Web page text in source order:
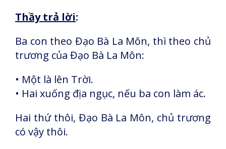
Thầy trả lời:
Ba con theo Đạo Bà La Môn, thì theo chủ
trương của Đạo Bà La Môn:
• Một là lên Trời.
• Hai xuống địa ngục, nếu ba con làm ác.
Hai thứ thôi, Đạo Bà La Môn, chủ trương
có vậy thôi.